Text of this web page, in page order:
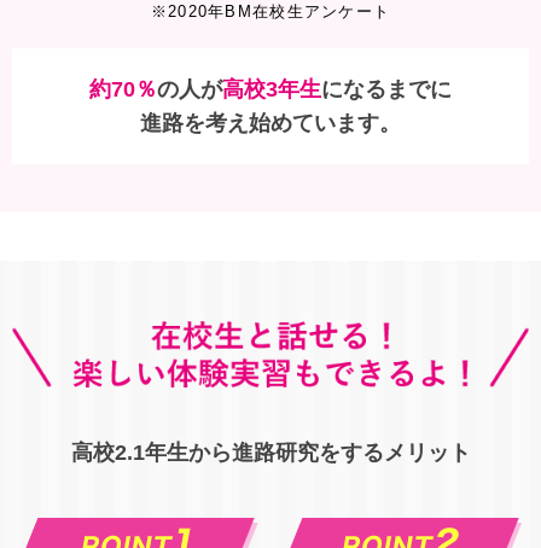
※2020年BM在校生アンケート
約70％の人が高校3年生になるまでに
進路を考え始めています。
高校2.1年生から進路研究をするメリット